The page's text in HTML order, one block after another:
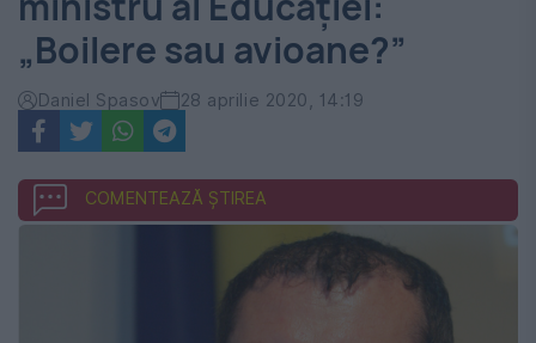
Evenimentul
Zilei
„Boilere sau avioane?”
Daniel Spasov 28 aprilie 2020, 14:19
COMENTEAZĂ ȘTIREA